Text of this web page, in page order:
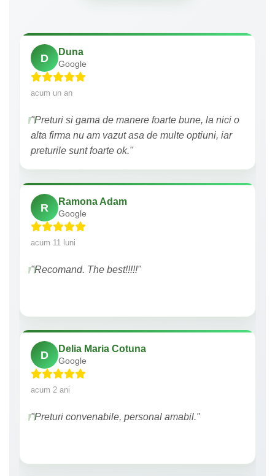
D
Duna
Google
acum un an
"Preturi si gama de manere foarte bune, la nici o
alta firma nu am vazut asa de multe optiuni, iar
preturile sunt foarte ok."
R
Ramona Adam
Google
acum 11 luni
"Recomand. The best!!!!!"
D
Delia Maria Cotuna
Google
acum 2 ani
"Preturi convenabile, personal amabil."